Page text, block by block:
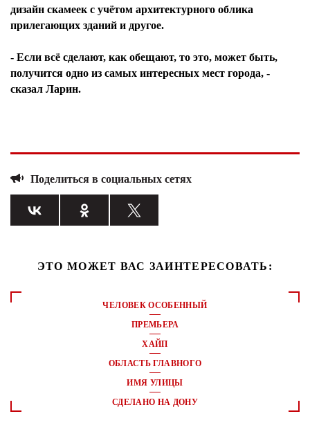
дизайн скамеек с учётом архитектурного облика
прилегающих зданий и другое.
- Если всё сделают, как обещают, то это, может быть,
получится одно из самых интересных мест города, -
сказал Ларин.
Поделиться в социальных сетях
ЭТО МОЖЕТ ВАС ЗАИНТЕРЕСОВАТЬ:
ЧЕЛОВЕК ОСОБЕННЫЙ
ПРЕМЬЕРА
ХАЙП
ОБЛАСТЬ ГЛАВНОГО
ИМЯ УЛИЦЫ
СДЕЛАНО НА ДОНУ